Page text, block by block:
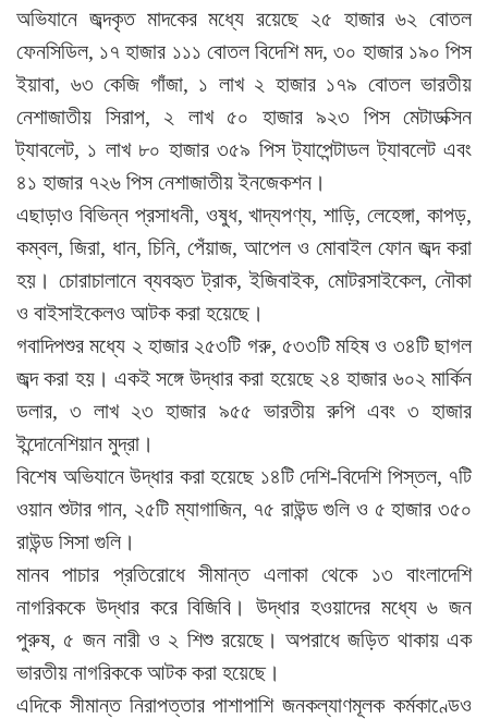
অভিযানে জব্দকৃত মাদকের মধ্যে রয়েছে ২৫ হাজার ৬২ বোতল
ফেনসিডিল, ১৭ হাজার ১১১ বোতল বিদেশি মদ, ৩০ হাজার ১৯০ পিস
ইয়াবা, ৬৩ কেজি গাঁজা, ১ লাখ ২ হাজার ১৭৯ বোতল ভারতীয়
নেশাজাতীয় সিরাপ, ২ লাখ ৫০ হাজার ৯২৩ পিস মেটাডক্সিন
ট্যাবলেট, ১ লাখ ৮০ হাজার ৩৫৯ পিস ট্যাপেন্টাডল ট্যাবলেট এবং
৪১ হাজার ৭২৬ পিস নেশাজাতীয় ইনজেকশন।
এছাড়াও বিভিন্ন প্রসাধনী, ওষুধ, খাদ্যপণ্য, শাড়ি, লেহেঙ্গা, কাপড়,
কম্বল, জিরা, ধান, চিনি, পেঁয়াজ, আপেল ও মোবাইল ফোন জব্দ করা
হয়। চোরাচালানে ব্যবহৃত ট্রাক, ইজিবাইক, মোটরসাইকেল, নৌকা
ও বাইসাইকেলও আটক করা হয়েছে।
গবাদিপশুর মধ্যে ২ হাজার ২৫৩টি গরু, ৫৩৩টি মহিষ ও ৩৪টি ছাগল
জব্দ করা হয়। একই সঙ্গে উদ্ধার করা হয়েছে ২৪ হাজার ৬০২ মার্কিন
ডলার, ৩ লাখ ২৩ হাজার ৯৫৫ ভারতীয় রুপি এবং ৩ হাজার
ইন্দোনেশিয়ান মুদ্রা।
বিশেষ অভিযানে উদ্ধার করা হয়েছে ১৪টি দেশি-বিদেশি পিস্তল, ৭টি
ওয়ান শুটার গান, ২৫টি ম্যাগাজিন, ৭৫ রাউন্ড গুলি ও ৫ হাজার ৩৫০
রাউন্ড সিসা গুলি।
মানব পাচার প্রতিরোধে সীমান্ত এলাকা থেকে ১৩ বাংলাদেশি
নাগরিককে উদ্ধার করে বিজিবি। উদ্ধার হওয়াদের মধ্যে ৬ জন
পুরুষ, ৫ জন নারী ও ২ শিশু রয়েছে। অপরাধে জড়িত থাকায় এক
ভারতীয় নাগরিককে আটক করা হয়েছে।
এদিকে সীমান্ত নিরাপত্তার পাশাপাশি জনকল্যাণমূলক কর্মকাণ্ডেও